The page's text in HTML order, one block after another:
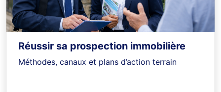
Réussir sa prospection immobilière
Méthodes, canaux et plans d’action terrain